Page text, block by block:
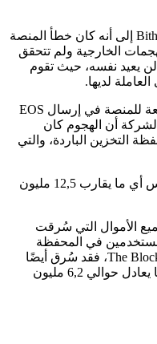
وفي منشور تحديث للمدونة تشير Bithumb إلى أنه كان خطأ المنصة
الخارجية ولم تتحقق
يعيد نفسه، حيث تقوم
لديها.
بدأت محفظة إيوس EOS الساخنة التابعة للمنصة في إرسال EOS
أن الهجوم كان
التخزين الباردة، والتي
وقد تم نقل أكثر من 3 مليون عملة إيوس أي ما يقارب 12,5 مليون
الأموال التي سُرقت
في المحفظة
الباردة. ووفقا لمصدر لمصادر The Block Crypto، فقد سُرق أيضًا
حوالي 20 مليون عملة ريبل XRP أي ما يعادل حوالي 6,2 مليون